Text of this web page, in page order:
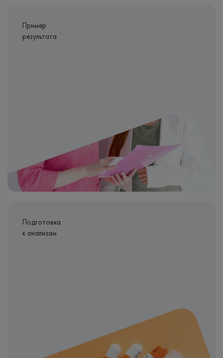
Пример
результата
Подготовка
к анализам